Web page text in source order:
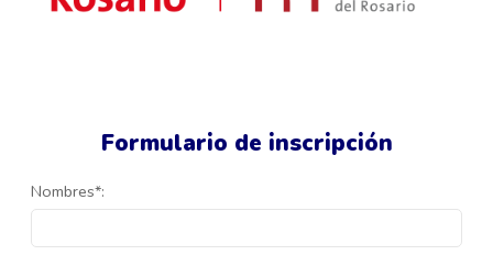
Formulario de inscripción
Nombres*: